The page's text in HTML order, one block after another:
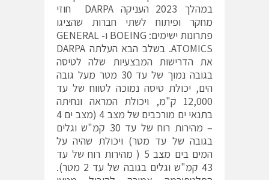
במהלך 2023 העניקה DARPA חוזי
מחקר ופיתוח לשתי חברות שהציגו
פתרונות ישימים: BOEING ו- GENERAL
ATOMICS. בשלב הבא העלתה DARPA
את הדרישות המבצעיות שלה לטיסה
בגובה נמוך של עד 30 מטר מעל גובה
הים, יכולת טיסה נמוכה לטווח של עד
12,000 ק"מ, ויכולת המראה ונחיתה
בתנאי ים מורכבים של מצב 4 (מצב ים 4
– מהירות רוח של עד 30 קמ"ש וגלים
בגובה של עד מטר) ויכולת שהיה על
המים בים מצב 5 ( מהירות רוח של עד
43 קמ"ש וגלים בגובה של עד 2 מטר).